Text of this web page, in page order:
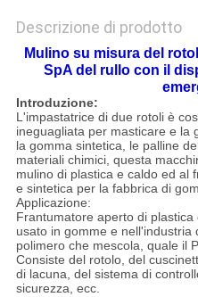
Descrizione di prodotto
Mulino su misura del
SpA del rullo con il
Introduzione:
L'impastatrice di due rotoli è
ineguagliata per masticare e la
la gomma sintetica, le palline
materiali chimici, questa
mulino di plastica e caldo ed al
e sintetica per la fabbrica di
Applicazione:
Frantumatore aperto di
usato in gomme e nell'industria
polimero che mescola, quale il
Consiste del rotolo, del
di lacuna, del sistema di
sicurezza, ecc.